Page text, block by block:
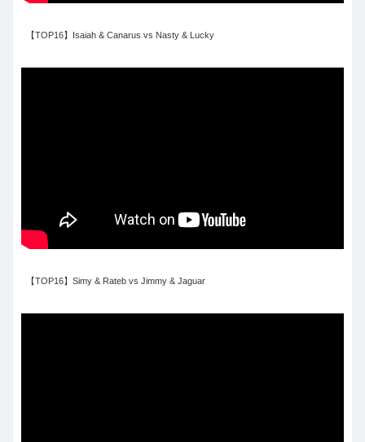
【TOP16】Isaiah & Canarus vs Nasty & Lucky
【TOP16】Simy & Rateb vs Jimmy & Jaguar